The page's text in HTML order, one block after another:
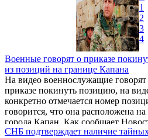
обстоятельств
явно преступного
с целью решения
Новости Армении
своей странице в
советник
Абрамян.
Военные говорят о приказе
из позиций на границе Капана
На видео военнослужащие говорят
приказе покинуть позицию, на
конкретно отмечается номер
говорится, что она расположена
города Капан. Как сообщает
Армении - NEWS.am, об этом на
СНБ подтверждает наличие
1
2
3
4